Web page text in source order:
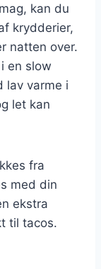
kan du
krydderier,
natten over.
en slow
lav varme i
let kan
fra
med din
ekstra
til tacos.